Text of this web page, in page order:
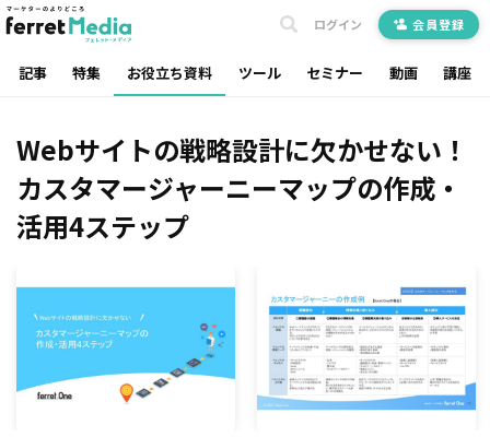
記事 特集 お役立ち資料 ツール セミナー 動画 講座
ログイン 会員登録
Webサイトの戦略設計に欠かせない！
カスタマージャーニーマップの作成・
活用4ステップ